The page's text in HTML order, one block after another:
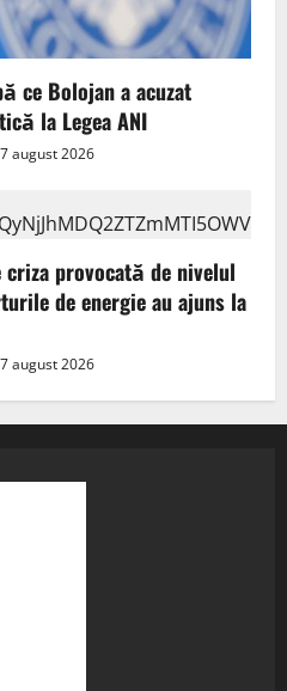
ce Bolojan a acuzat
la Legea ANI
august 2026
provocată de nivelul
de energie au ajuns la
august 2026